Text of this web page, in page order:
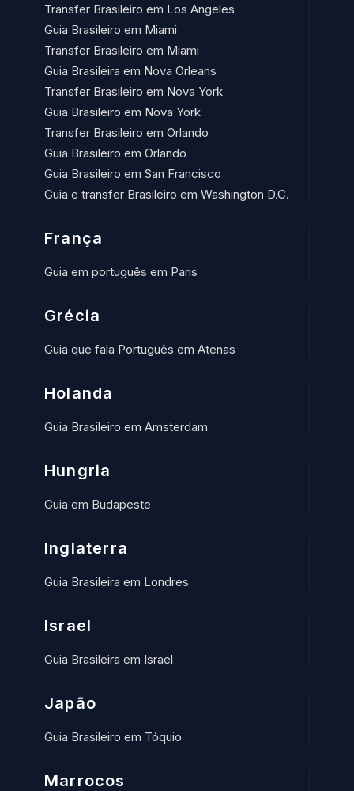
Transfer Brasileiro em Los Angeles
Guia Brasileiro em Miami
Transfer Brasileiro em Miami
Guia Brasileira em Nova Orleans
Transfer Brasileiro em Nova York
Guia Brasileiro em Nova York
Transfer Brasileiro em Orlando
Guia Brasileiro em Orlando
Guia Brasileiro em San Francisco
Guia e transfer Brasileiro em Washington D.C.
França
Guia em português em Paris
Grécia
Guia que fala Português em Atenas
Holanda
Guia Brasileiro em Amsterdam
Hungria
Guia em Budapeste
Inglaterra
Guia Brasileira em Londres
Israel
Guia Brasileira em Israel
Japão
Guia Brasileiro em Tóquio
Marrocos